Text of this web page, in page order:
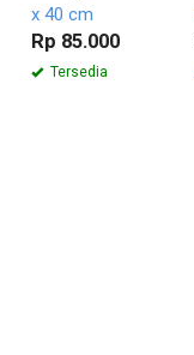
x 40 cm
Rp 85.000
Tersedia